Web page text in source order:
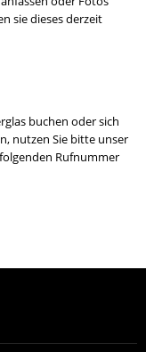
sie dieses derzeit
buchen oder sich
nutzen Sie bitte unser
Rufnummer